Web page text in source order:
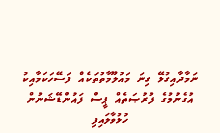
ނަމާދާއިގުޅޭ ގިނަ މައުލޫމާތުތަކެއް ފަސޭހަކަމާއިކު
އުގެނުމުގެ ފުރުޞަތެއް ޕީސް ފައުންޑޭޝަނުން
ހުޅުވާލައިފި